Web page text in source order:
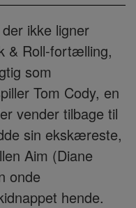
ikke ligner
& Roll-fortælling,
som
Tom Cody, en
vender tilbage til
sin ekskæreste,
Aim (Diane
onde
hende.